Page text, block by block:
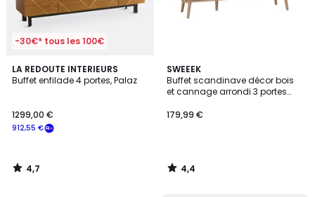
-30€* tous les 100€
LA REDOUTE INTERIEURS
Buffet enfilade 4 portes, Palaz
912,55 €
1299,00 €
4,7
/ 5
4,7
/
SWEEEK
Buffet scandinave décor bois
et cannage arrondi 3 portes
179,99 €
4,4
/ 5
4,4
/